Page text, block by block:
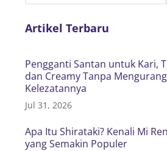
Artikel Terbaru
Pengganti Santan untuk Kari,
dan Creamy Tanpa
Kelezatannya
Jul 31, 2026
Apa Itu Shirataki? Kenali Mi
yang Semakin Populer